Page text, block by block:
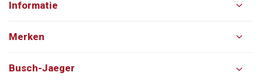
Informatie
Merken
Busch-Jaeger